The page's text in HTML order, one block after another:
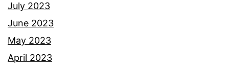
July 2023
June 2023
May 2023
April 2023